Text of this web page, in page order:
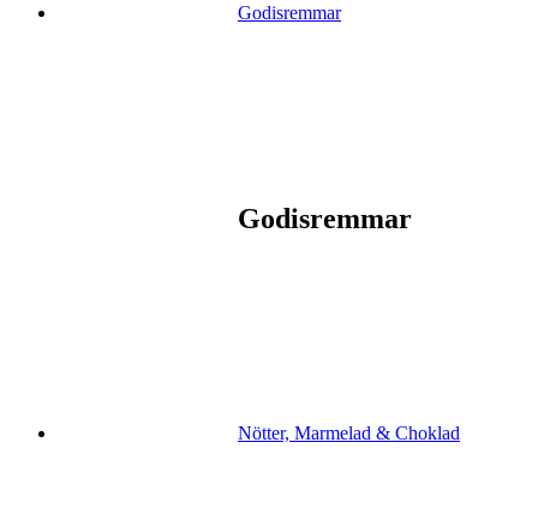
Godisremmar
Godisremmar
Nötter, Marmelad & Choklad